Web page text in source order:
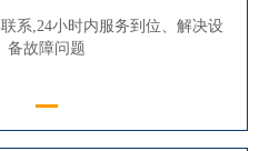
系,24小时内服务到位、解决设
备故障问题